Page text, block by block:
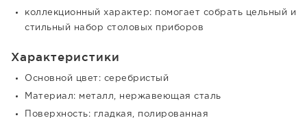
коллекционный характер: помогает собрать цельный и
стильный набор столовых приборов
Характеристики
Основной цвет: серебристый
Материал: металл, нержавеющая сталь
Поверхность: гладкая, полированная